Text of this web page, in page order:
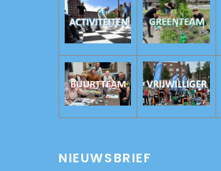
NIEUWSBRIEF